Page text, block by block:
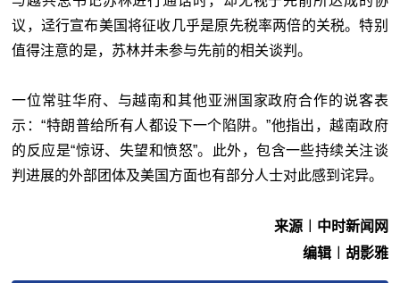
议，迳行宣布美国将征收几乎是原先税率两倍的关税。特别
值得注意的是，苏林并未参与先前的相关谈判。
一位常驻华府、与越南和其他亚洲国家政府合作的说客表
示：“特朗普给所有人都设下一个陷阱。”他指出，越南政府
的反应是“惊讶、失望和愤怒”。此外，包含一些持续关注谈
判进展的外部团体及美国方面也有部分人士对此感到诧异。
来源︱中时新闻网
编辑︱胡影雅